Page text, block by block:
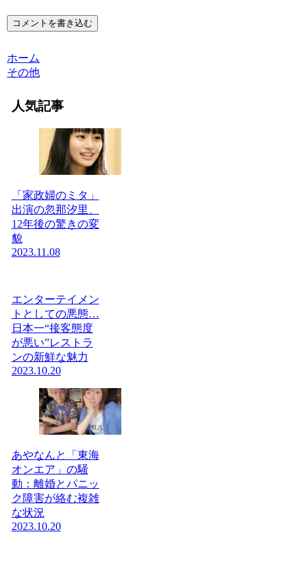
コメントを書き込む
ホーム
その他
人気記事
「家政婦のミタ」
出演の忽那汐里、
12年後の驚きの変
貌
2023.11.08
エンターテイメン
トとしての悪態…
日本一“接客態度
が悪い”レストラ
ンの新鮮な魅力
2023.10.20
あやなんと「東海
オンエア」の騒
動：離婚とパニッ
ク障害が絡む複雑
な状況
2023.10.20